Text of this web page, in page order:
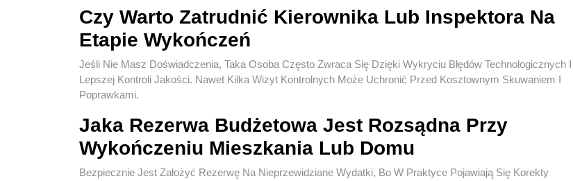
Czy Warto Zatrudnić Kierownika Lub Inspektora Na
Etapie Wykończeń
Jeśli Nie Masz Doświadczenia, Taka Osoba Często Zwraca Się Dzięki Wykryciu Błędów Technologicznych I
Lepszej Kontroli Jakości. Nawet Kilka Wizyt Kontrolnych Może Uchronić Przed Kosztownym Skuwaniem I
Poprawkami.
Jaka Rezerwa Budżetowa Jest Rozsądna Przy
Wykończeniu Mieszkania Lub Domu
Bezpiecznie Jest Założyć Rezerwę Na Nieprzewidziane Wydatki, Bo W Praktyce Pojawiają Się Korekty